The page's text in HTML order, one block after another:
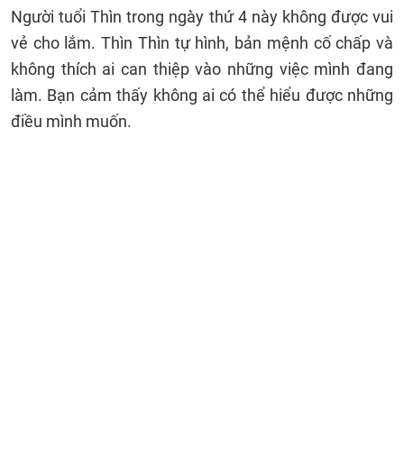
Người tuổi Thìn trong ngày thứ 4 này không được vui
vẻ cho lắm. Thìn Thìn tự hình, bản mệnh cố chấp và
không thích ai can thiệp vào những việc mình đang
làm. Bạn cảm thấy không ai có thể hiểu được những
điều mình muốn.